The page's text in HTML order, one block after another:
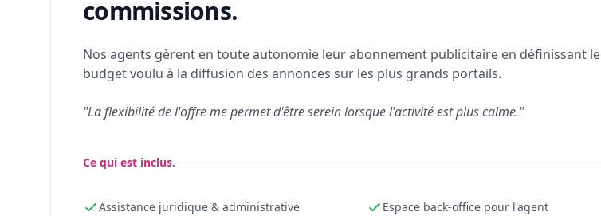
commissions.
Nos agents gèrent en toute autonomie leur abonnement publicitaire en définissant le
budget voulu à la diffusion des annonces sur les plus grands portails.
"La flexibilité de l'offre me permet d'être serein lorsque l'activité est plus calme."
Ce qui est inclus.
Assistance juridique & administrative Espace back-office pour l'agent